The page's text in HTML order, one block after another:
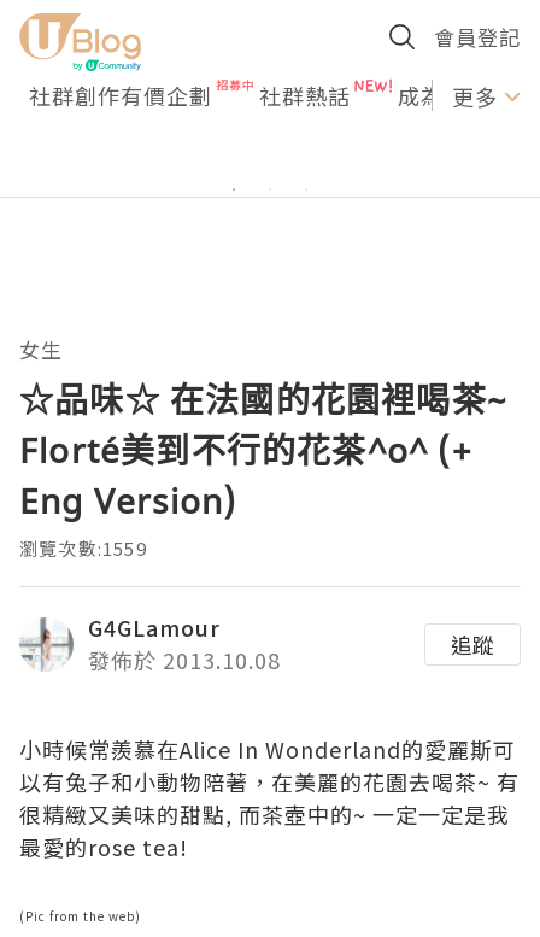
會員登記
社群創作有價企劃 社群熱話 成為U更多
女生
☆品味☆ 在法國的花園裡喝茶~
Florté美到不行的花茶^o^ (+
Eng Version)
瀏覽次數:1559
G4GLamour
發佈於 2013.10.08
追蹤
小時候常羨慕在Alice In Wonderland的愛麗斯可
以有兔子和小動物陪著，在美麗的花園去喝茶~ 有
很精緻又美味的甜點, 而茶壺中的~ 一定一定是我
最愛的rose tea!
(Pic from the web)